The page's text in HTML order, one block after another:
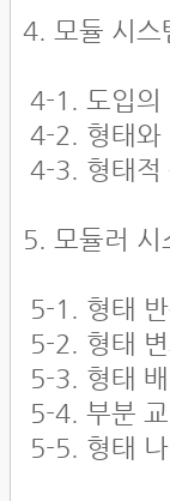
4. 모듈 시
4-1. 도입
4-2. 형태와
4-3. 형태
5. 모듈러
5-1. 형태
5-2. 형태
5-3. 형태
5-4. 부분
5-5. 형태